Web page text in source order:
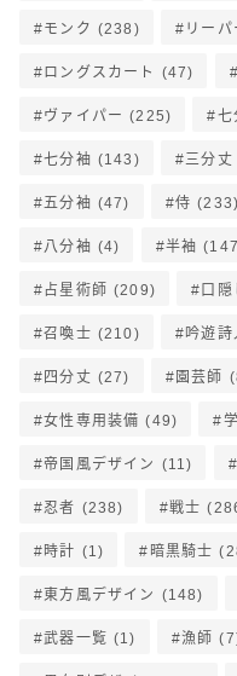
モンク (238) リーパ
ロングスカート (47)
ヴァイパー (225) 七
七分袖 (143) 三分丈
五分袖 (47) 侍 (233)
八分袖 (4) 半袖
占星術師 (209) 口隠
召喚士 (210) 吟遊詩
四分丈 (27) 園芸師
女性専用装備 (49)
帝国風デザイン (11)
忍者 (238) 戦士
時計 (1) 暗黒騎士
東方風デザイン (148)
武器一覧 (1) 漁師